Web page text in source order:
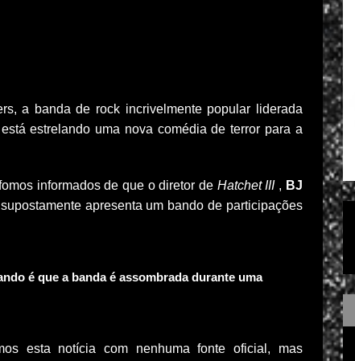
a banda de rock incrivelmente popular liderada
estrelando uma nova comédia de terror para a
informados de que o diretor de Hatchet III, BJ
apresenta um bando de participações
é que a banda é assombrada durante uma
esta notícia com nenhuma fonte oficial, mas